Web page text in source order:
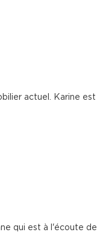
actuel. Karine
qui est à l'écoute